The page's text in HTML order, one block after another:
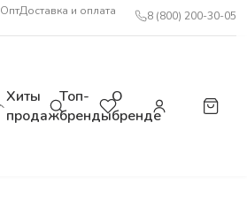
ОптДоставка и оплата 8 (800) 200-30-05
Хиты
продаж
Топ-
бренды
О
бренде